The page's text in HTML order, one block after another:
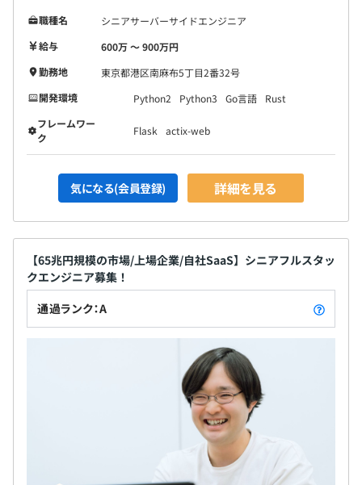
職種名
シニアサーバーサイドエンジニア
給与
600万 〜 900万円
勤務地
東京都港区南麻布5丁目2番32号
開発環境
Python2 Python3 Go言語
Rust
フレームワー
ク
Flask actix-web
気になる(会員登録) 詳細を見る
【65兆円規模の市場/上場企業/自社SaaS】シニアフルスタッ
クエンジニア募集！
通過ランク：A